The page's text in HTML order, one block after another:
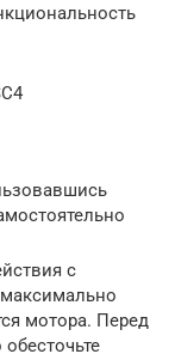
с
мотора. Перед